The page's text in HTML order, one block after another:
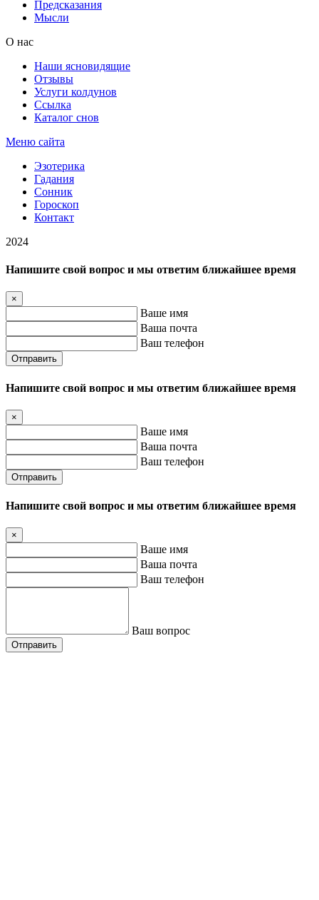
Предсказания
Мысли
О нас
Наши ясновидящие
Отзывы
Услуги колдунов
Ссылка
Каталог снов
Меню сайта
Эзотерика
Гадания
Сонник
Гороскоп
Контакт
2024
Напишите свой вопрос и мы ответим ближайшее время
×
Ваше имя
Ваша почта
Ваш телефон
Отправить
Напишите свой вопрос и мы ответим ближайшее время
×
Ваше имя
Ваша почта
Ваш телефон
Отправить
Напишите свой вопрос и мы ответим ближайшее время
×
Ваше имя
Ваша почта
Ваш телефон
Ваш вопрос
Отправить